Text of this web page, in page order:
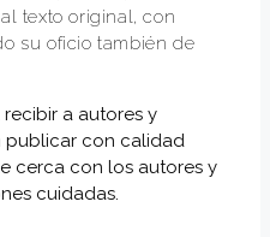
texto original, con
su oficio también de
a autores y
publicar con calidad
cerca con los autores y
cuidadas.